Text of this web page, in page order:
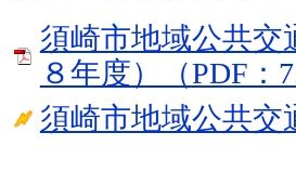
須崎市地域公共交
８年度）（PDF：
須崎市地域公共交